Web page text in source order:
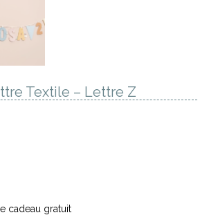
Textile – Lettre Z
cadeau gratuit